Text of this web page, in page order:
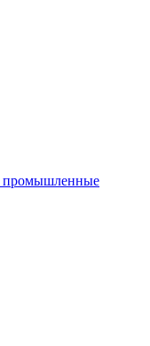
промышленные